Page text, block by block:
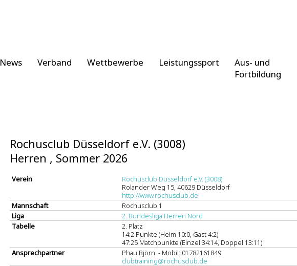
News Verband Wettbewerbe Leistungssport
Aus- und
Fortbildung
Rochusclub Düsseldorf e.V. (3008)
Herren , Sommer 2026
Verein
Rochusclub Düsseldorf e.V. (3008)
Rolander Weg 15, 40629 Düsseldorf
http://www.rochusclub.de
Mannschaft
Rochusclub 1
Liga
2. Bundesliga Herren Nord
Tabelle
2. Platz
14:2 Punkte (Heim 10:0, Gast 4:2)
47:25 Matchpunkte (Einzel 34:14, Doppel 13:11)
Ansprechpartner
Phau Björn - Mobil: 01782161849
clubtraining@rochusclub.de